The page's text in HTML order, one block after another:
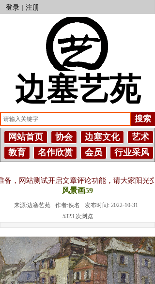
登录 注册
边塞艺苑
搜索
网站首页 协会 边塞文化
艺术
教育
名作欣赏 会员 行业采风
测试开启文章评论功能，请大家阳光交流，
风景画59
来源:边塞艺苑 作者:佚名 发布时间: 2022-10-31
5323 次浏览